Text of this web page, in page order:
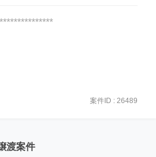
案件ID : 26489
渡案件